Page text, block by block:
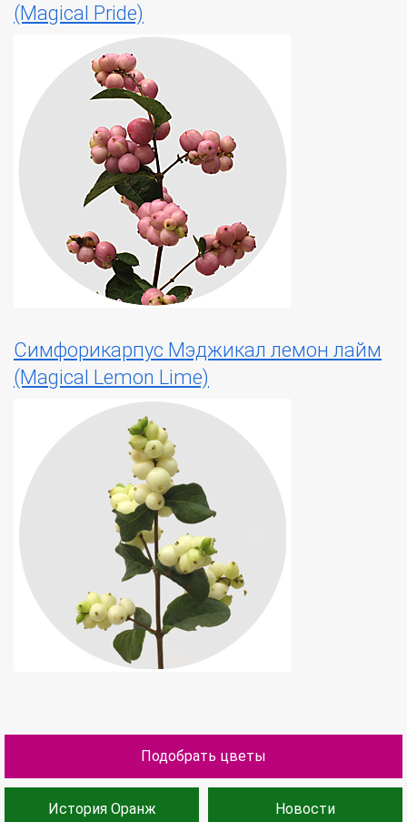
(Magical Pride)
Симфорикарпус Мэджикал лемон лайм
(Magical Lemon Lime)
Подобрать цветы
История Оранж Новости